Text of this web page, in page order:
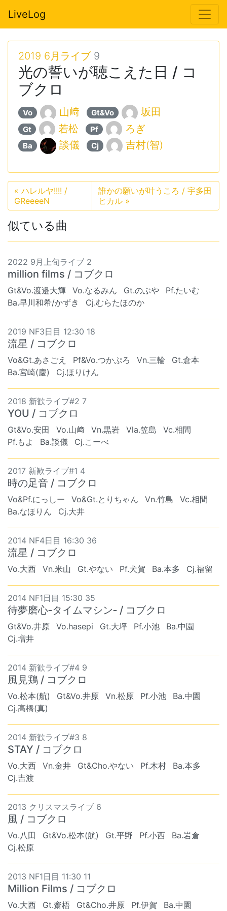
LiveLog
2019 6月ライブ9
光の誓いが聴こえた日 / コ
ブクロ
Vo 山﨑 Gt&Vo 坂田
Gt 若松 Pf ろぎ
Ba 談儀 Cj 吉村(智)
« ハレルヤ!!!! /
GReeeeN
誰かの願いが叶うころ / 宇多田
ヒカル »
似ている曲
2022 9月上旬ライブ 2
million films / コブクロ
Gt&Vo.渡邉大輝 Vo.なるみん Gt.のぶや
Pf.たいむ
Ba.早川和希/かずき
Cj.むらたほのか
2019 NF3日目 12:30 18
流星 / コブクロ
Vo&Gt.あさごえ Pf&Vo.つかぷろ Vn.三輪
Gt.倉本
Ba.宮崎(慶)
Cj.ほりけん
2018 新歓ライブ#2 7
YOU / コブクロ
Gt&Vo.安田 Vo.山﨑 Vn.黒岩 Vla.笠島
Vc.相間
Pf.もよ
Ba.談儀 Cj.こーべ
2017 新歓ライブ#1 4
時の足音 / コブクロ
Vo&Pf.にっしー Vo&Gt.とりちゃん Vn.竹島
Vc.相間
Ba.なほりん
Cj.大井
2014 NF4日目 16:30 36
流星 / コブクロ
Vo.大西 Vn.米山 Gt.やない Pf.犬賀 Ba.本多 Cj.福留
2014 NF1日目 15:30 35
待夢磨心‐タイムマシン‐ / コブクロ
Gt&Vo.井原 Vo.hasepi Gt.大坪 Pf.小池
Ba.中園
Cj.増井
2014 新歓ライブ#4 9
風見鶏 / コブクロ
Vo.松本(航) Gt&Vo.井原 Vn.松原 Pf.小池
Ba.中園
Cj.高橋(真)
2014 新歓ライブ#3 8
STAY / コブクロ
Vo.大西 Vn.金井 Gt&Cho.やない Pf.木村
Ba.本多
Cj.吉渡
2013 クリスマスライブ 6
風 / コブクロ
Vo.八田 Gt&Vo.松本(航) Gt.平野 Pf.小西
Ba.岩倉
Cj.松原
2013 NF1日目 11:30 11
Million Films / コブクロ
Vo.大西 Gt.齋梧 Gt&Cho.井原 Pf.伊賀 Ba.中園